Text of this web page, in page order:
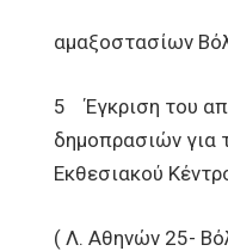
αμαξοστασίων
5 Έγκριση του
δημοπρασιών για
Εκθεσιακού
( Λ. Αθηνών 25-